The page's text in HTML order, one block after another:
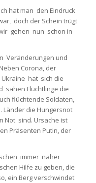
hat man den Eindruck
doch der Schein trügt
gehen nun schon in
Veränderungen und
Corona, der
hat sich die
Flüchtlinge die
flüchtende Soldaten,
Länder die Hungersnot
Not sind. Ursache ist
Präsenten Putin, der
immer näher
Hilfe zu geben, die
ein Berg verschwindet